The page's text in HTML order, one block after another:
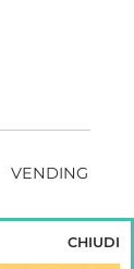
VENDING
CHIUDI